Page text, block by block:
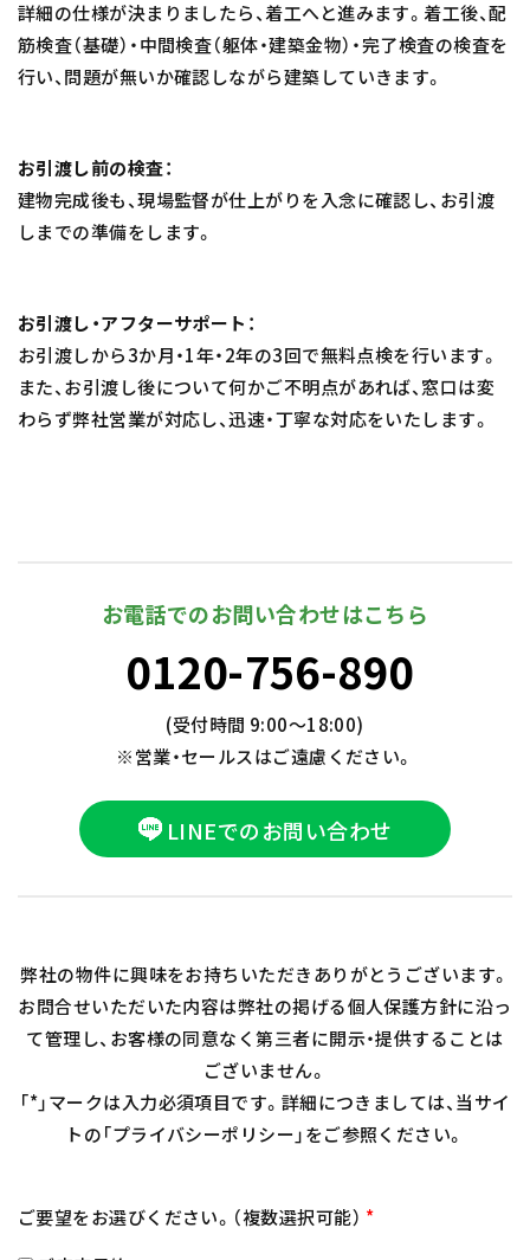
詳細の仕様が決まりましたら、着工へと進みます。着工後、配
筋検査（基礎）・中間検査（躯体・建築金物）・完了検査の検査を
行い、問題が無いか確認しながら建築していきます。
お引渡し前の検査：
建物完成後も、現場監督が仕上がりを入念に確認し、お引渡
しまでの準備をします。
お引渡し・アフターサポート：
お引渡しから3か月・1年・2年の3回で無料点検を行います。
また、お引渡し後について何かご不明点があれば、窓口は変
わらず弊社営業が対応し、迅速・丁寧な対応をいたします。
お電話でのお問い合わせはこちら
0120-756-890
(受付時間 9:00～18:00)
※営業・セールスはご遠慮ください。
LINEでのお問い合わせ
弊社の物件に興味をお持ちいただきありがとうございます。
お問合せいただいた内容は弊社の掲げる個人保護方針に沿っ
て管理し、お客様の同意なく第三者に開示・提供することは
ございません。
「*」マークは入力必須項目です。詳細につきましては、当サイ
トの「プライバシーポリシー」をご参照ください。
ご要望をお選びください。（複数選択可能） *